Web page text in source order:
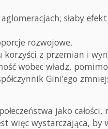
słaby
rozwojowe,
z przemian i
wobec władz,
Gini’ego
jako całości,
więc wystarczająca, by